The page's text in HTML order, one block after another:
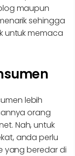
maupun
sehingga
untuk memaca
lebih
orang
Nah, untuk
anda perlu
yang beredar di